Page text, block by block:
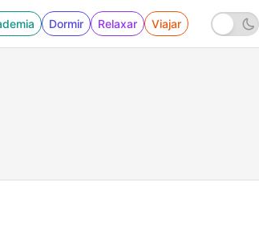
Dormir Relaxar Viajar